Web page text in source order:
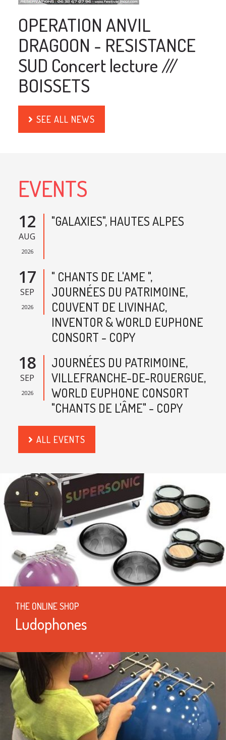
OPERATION ANVIL
DRAGOON - RESISTANCE
SUD Concert lecture ///
BOISSETS
SEE ALL NEWS
EVENTS
12
AUG
2026
"GALAXIES", HAUTES ALPES
17
SEP
2026
" CHANTS DE L'AME ",
JOURNÉES DU PATRIMOINE,
COUVENT DE LIVINHAC,
INVENTOR & WORLD EUPHONE
CONSORT - COPY
18
SEP
2026
JOURNÉES DU PATRIMOINE,
VILLEFRANCHE-DE-ROUERGUE,
WORLD EUPHONE CONSORT
"CHANTS DE L'ÂME" - COPY
ALL EVENTS
THE ONLINE SHOP
Ludophones